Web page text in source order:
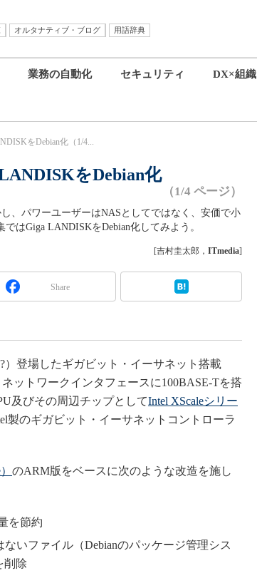
オルタナティブ・ブログ
用語辞典
業務の自動化 セキュリティ DX×組織
をDebian化（1/4...
をDebian化
（1/4 ページ）
、パワーユーザーはNASとしてではなく、安価で小
はGiga LANDISKをDebian化してみよう。
[吉村圭太郎， ITmedia]
Share
）登場したギガビット・イーサネット搭載
ットワークインタフェースに100BASE-Tを搭
及びその周辺チップとしてIntel XScaleシリー
製のギガビット・イーサネットコントローラ
のARM版をベースに次のような改造を施し
を節約
いファイル（Debianのパッケージ管理シス
削除